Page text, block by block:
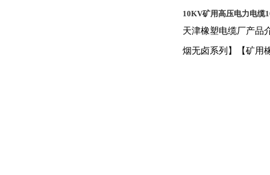
10KV矿用高压电力电缆
天津橡塑电缆厂产品
烟无卤系列】【矿用